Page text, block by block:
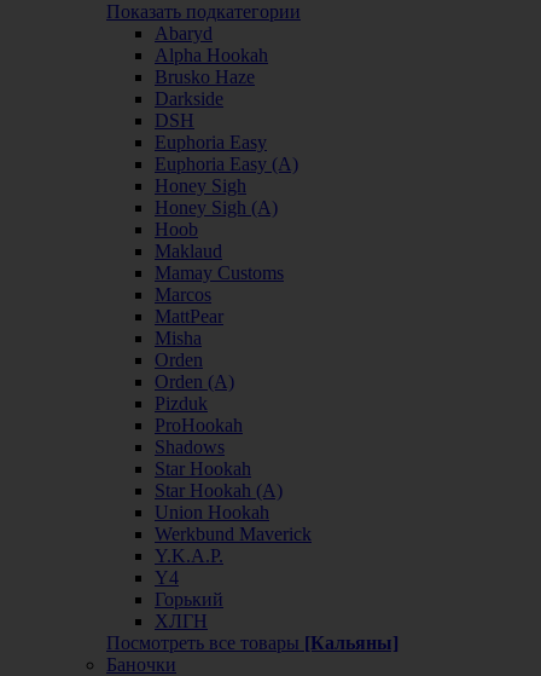
Показать подкатегории
Abaryd
Alpha Hookah
Brusko Haze
Darkside
DSH
Euphoria Easy
Euphoria Easy (А)
Honey Sigh
Honey Sigh (А)
Hoob
Maklaud
Mamay Customs
Marcos
MattPear
Misha
Orden
Orden (А)
Pizduk
ProHookah
Shadows
Star Hookah
Star Hookah (А)
Union Hookah
Werkbund Maverick
Y.K.A.P.
Y4
Горький
ХЛГН
Посмотреть все товары [Кальяны]
Баночки